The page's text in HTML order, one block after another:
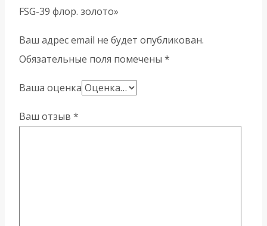
FSG-39 флор. золото»
Ваш адрес email не будет опубликован.
Обязательные поля помечены *
Ваша оценка
Ваш отзыв *